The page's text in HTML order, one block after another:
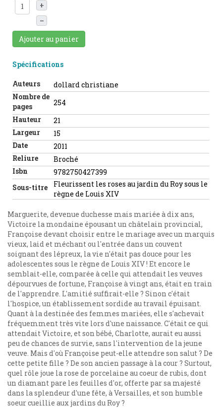
+
–
Ajouter au panier
Spécifications
Auteurs
dollard christiane
Nombre de
pages
254
Hauteur
21
Largeur
15
Date
2011
Reliure
Broché
Isbn
9782750427399
Sous-titre
Fleurissent les roses au jardin du Roy sous le
règne de Louis XIV
Marguerite, devenue duchesse mais mariée à dix ans,
Victoire la mondaine épousant un châtelain provincial,
Françoise devant choisir entre le mariage avec un marquis
vieux, laid et méchant ou l'entrée dans un couvent
soignant des lépreux, la vie n'était pas douce pour les
adolescentes sous le règne de Louis XIV ! Et encore le
semblait-elle, comparée à celle qui attendait les veuves
dépourvues de fortune, Françoise à vingt ans, était en train
de l'apprendre. L'amitié suffirait-elle ? Sinon c'était
l'hospice, un établissement sordide au travail épuisant.
Quant à la destinée des femmes mariées, elle s'achevait
fréquemment très vite lors d'une naissance. C'était ce qui
attendait Victoire, et son bébé, Charlotte, aurait eu aussi
peu de chances de survie, sans l'intervention de la jeune
veuve. Mais d'où Françoise peut-elle attendre son salut ? De
cette petite fille ? De son ancien passage à la cour ? Surtout,
quel rôle joue la rose de porcelaine au coeur de rubis, dont
un diamant pare les feuilles d'or, offerte par sa majesté
dans la splendeur d'une fête, à Versailles, et son humble
soeur cueillie aux jardins du Roy ?